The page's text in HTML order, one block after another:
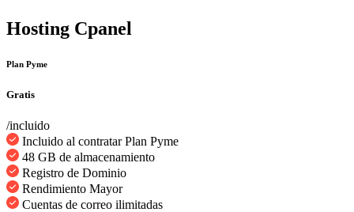
Hosting Cpanel
Plan Pyme
Gratis
/incluido
Incluido al contratar Plan Pyme
48 GB de almacenamiento
Registro de Dominio
Rendimiento Mayor
Cuentas de correo ilimitadas